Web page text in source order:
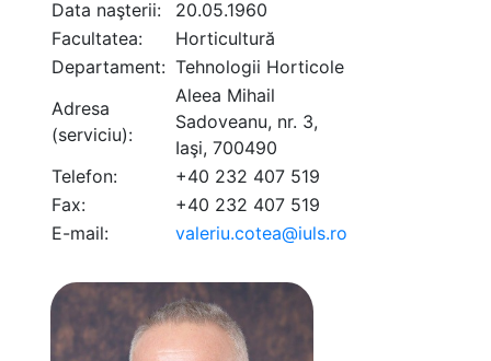
Data naşterii:
20.05.1960
Facultatea:
Horticultură
Departament: Tehnologii Horticole
Adresa
(serviciu):
Aleea Mihail
Sadoveanu, nr. 3,
Iaşi, 700490
Telefon:
+40 232 407 519
Fax:
+40 232 407 519
E-mail:
valeriu.cotea@iuls.ro